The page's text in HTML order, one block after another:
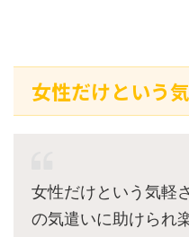
女性だけという
女性だけという気軽
の気遣いに助けられ